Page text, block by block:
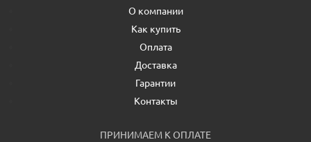
О компании
Как купить
Оплата
Доставка
Гарантии
Контакты
ПРИНИМАЕМ К ОПЛАТЕ